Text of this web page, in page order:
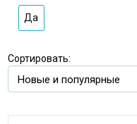
Да
Сортировать: